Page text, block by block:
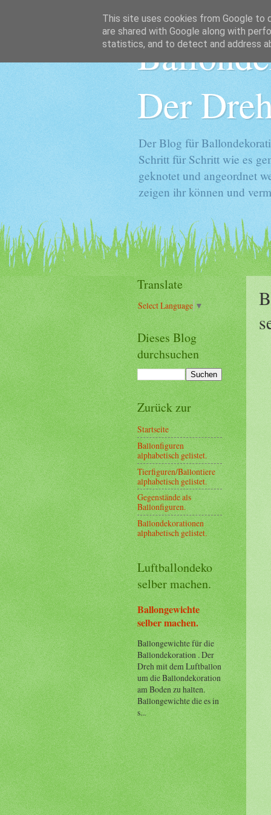
Der
Der Blog für
Schritt für Schritt wie es
geknotet und angeordnet
zeigen ihr können und
Translate
Select Language▼
Dieses Blog
durchsuchen
Zurück zur
Startseite
Ballonfiguren
alphabetisch gelistet.
Tierfiguren/Ballontiere
alphabetisch gelistet.
Gegenstände als
Ballonfiguren.
Ballondekorationen
alphabetisch gelistet.
Luftballondeko
selber machen.
Ballongewichte
selber machen.
Ballongewichte für die
Ballondekoration . Der
Dreh mit dem Luftballon
um die Ballondekoration
am Boden zu halten.
Ballongewichte die es in
s...
This site uses cookies from Google to
are shared with Google along with
statistics, and to detect and address